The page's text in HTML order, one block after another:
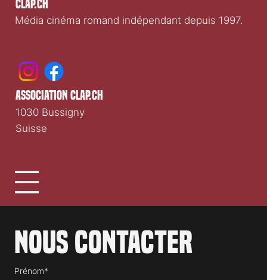
Clap.ch
Média cinéma romand indépendant depuis 1997.
Nous contacter
Prénom*
association clap.ch
1030 Bussigny
Suisse